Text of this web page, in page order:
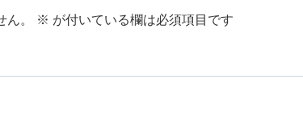
。 ※ が付いている欄は必須項目です